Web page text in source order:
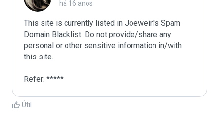
há 16 anos
This site is currently listed in Joewein's Spam
Domain Blacklist. Do not provide/share any
personal or other sensitive information in/with
this site.
Refer: *****
Útil